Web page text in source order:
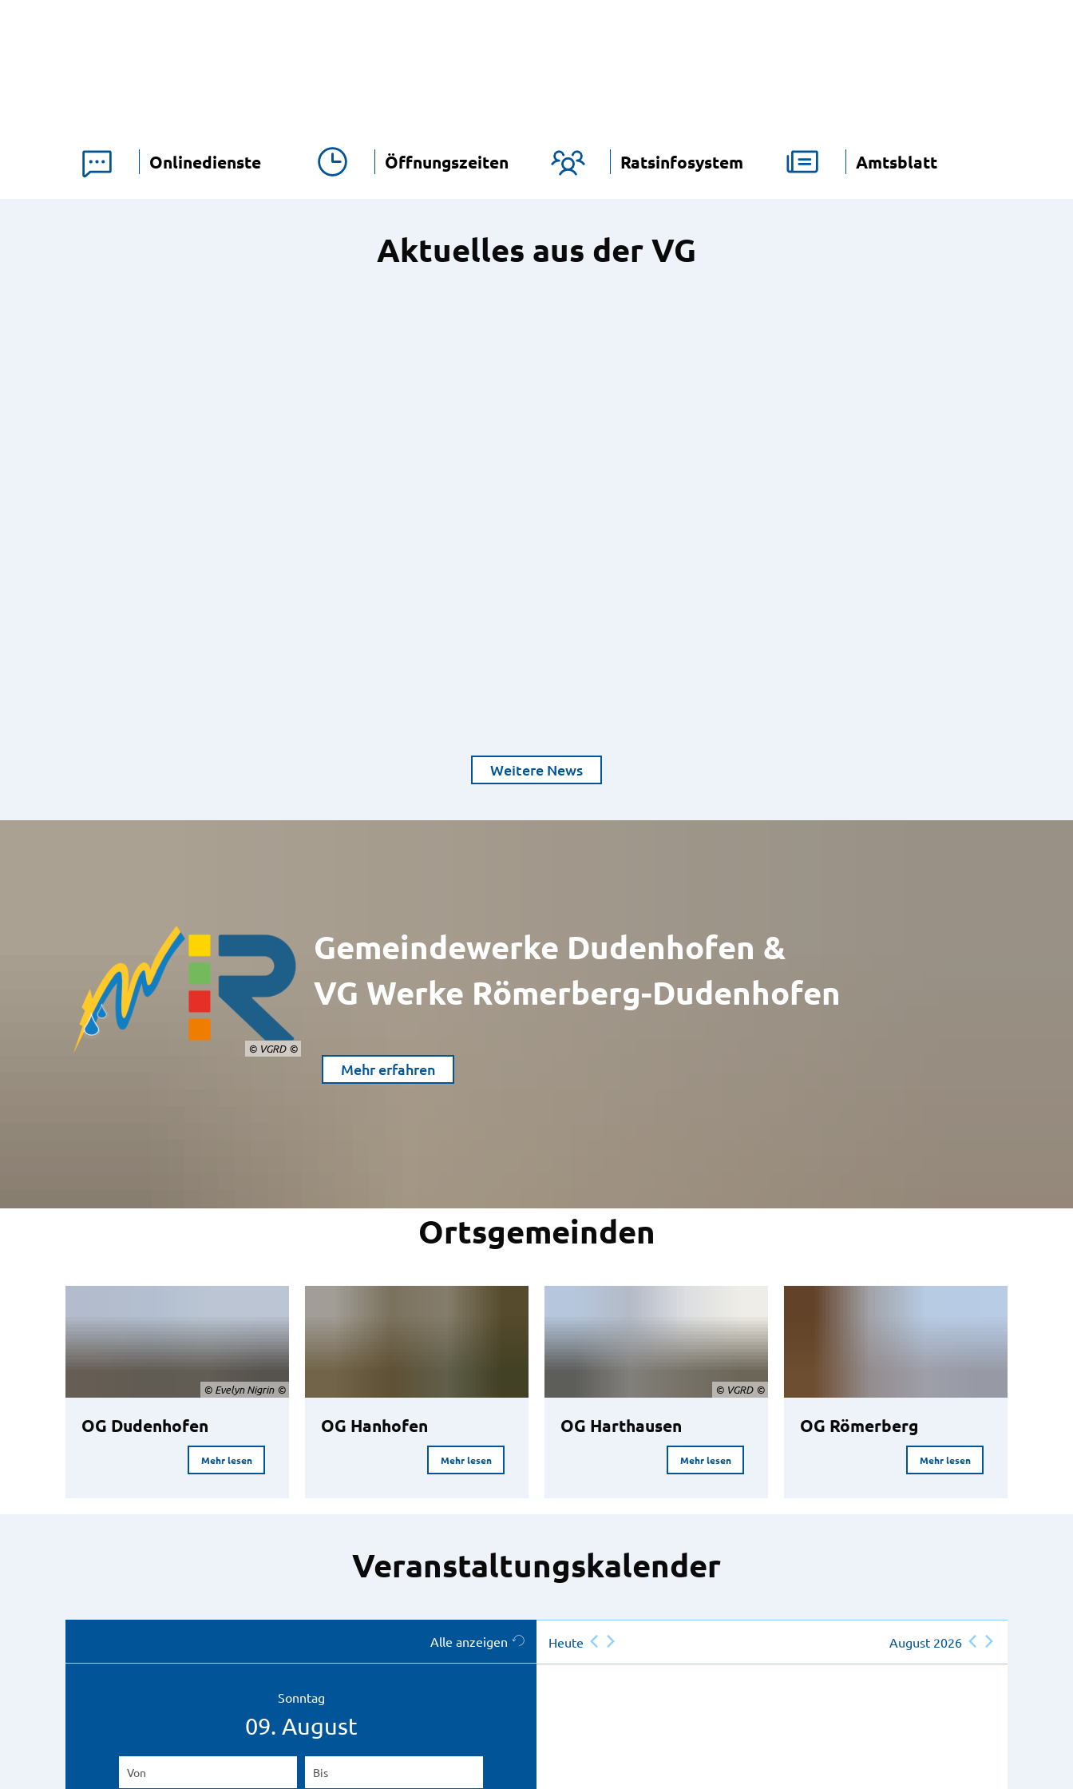
Onlinedienste Öffnungszeiten Ratsinfosystem Amtsblatt
Aktuelles aus der VG
Weitere News
© VGRD
Gemeindewerke Dudenhofen &
VG Werke Römerberg-Dudenhofen
Mehr erfahren
Ortsgemeinden
© Evelyn Nigrin
OG Dudenhofen
Mehr lesen
OG Hanhofen
Mehr lesen
© VGRD
OG Harthausen
Mehr lesen
OG Römerberg
Mehr lesen
Veranstaltungskalender
Alle anzeigen
Sonntag
09. August
Von Bis
Heute August 2026